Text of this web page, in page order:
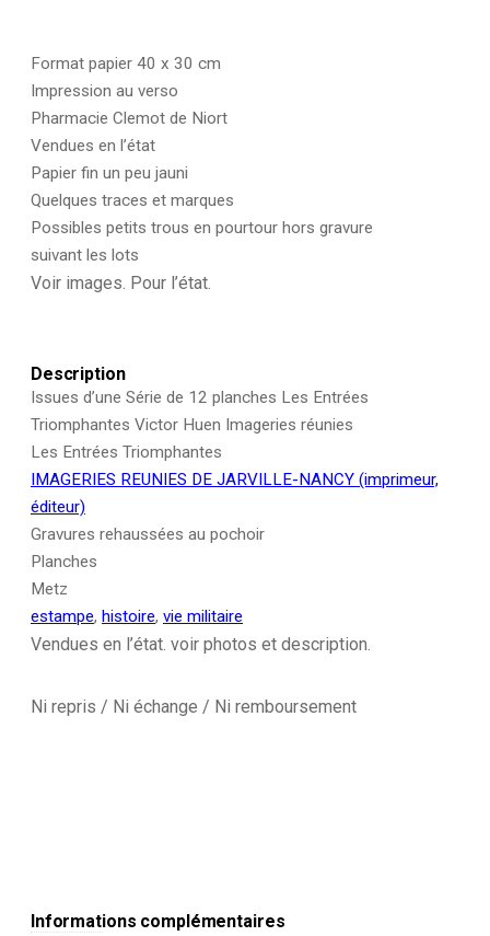
Victor
Huen
Illustration
-
Guerre
1914-
1918
-
Libération
-
Villes
Format papier 40 x 30 cm
Impression au verso
Pharmacie Clemot de Niort
Vendues en l’état
Papier fin un peu jauni
Quelques traces et marques
Possibles petits trous en pourtour hors gravure
suivant les lots
Voir images. Pour l’état.
Description
Issues d’une Série de 12 planches Les Entrées
Triomphantes Victor Huen Imageries réunies
Les Entrées Triomphantes
IMAGERIES REUNIES DE JARVILLE-NANCY (imprimeur,
éditeur)
Gravures rehaussées au pochoir
Planches
Metz
estampe, histoire, vie militaire
Vendues en l’état. voir photos et description.
Ni repris / Ni échange / Ni remboursement
Informations complémentaires